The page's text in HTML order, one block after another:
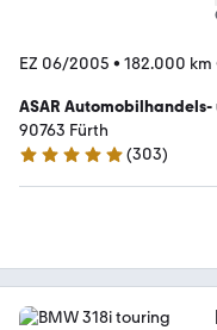
EZ 06/2005 • 182.000 km
ASAR
90763 Fürth
4.9 Sterne
(303)